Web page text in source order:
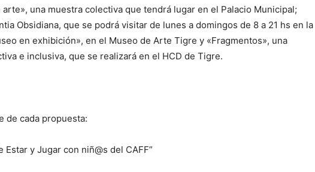
una muestra colectiva que tendrá lugar en el Palacio Municipal;
Obsidiana, que se podrá visitar de lunes a domingos de 8 a 21 hs en la
en exhibición», en el Museo de Arte Tigre y «Fragmentos», una
e inclusiva, que se realizará en el HCD de Tigre.
de cada propuesta:
Estar y Jugar con niñ@s del CAFF”